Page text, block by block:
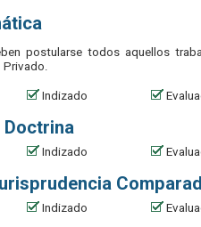
postularse todos aquellos
Privado.
Indizado
Indizado
Indizado